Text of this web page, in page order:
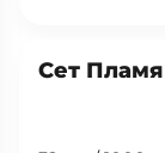
Сет